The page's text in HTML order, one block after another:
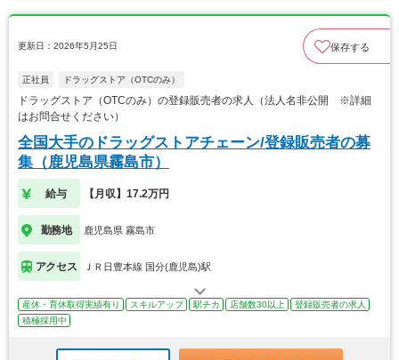
更新日：2026年5月25日 保存する
正社員 ドラッグストア（OTCのみ）
ドラッグストア（OTCのみ）の登録販売者の求人（法人名非公開 ※詳細
はお問合せください）
全国大手のドラッグストアチェーン/登録販売者の募
集（鹿児島県霧島市）
給与 【月収】17.2万円
勤務地 鹿児島県 霧島市
アクセス ＪＲ日豊本線 国分(鹿児島)駅
産休・育休取得実績有り スキルアップ 駅チカ 店舗数30以上
登録販売者の求人
積極採用中